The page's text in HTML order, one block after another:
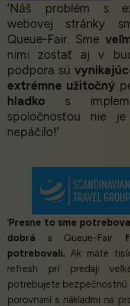
‘Náš problém s
webovej stránky
Queue-Fair. Sme
nimi zostať aj v
podpora sú
extrémne užitočný
hladko s
spoločnosťou nie
nepáčilo!’
‘Presne to sme
dobrá a Queue-Fair
potrebovali. Ak máte
refresh pri predaji
potrebujete bezpečnostnú
porovnaní s nákladmi na